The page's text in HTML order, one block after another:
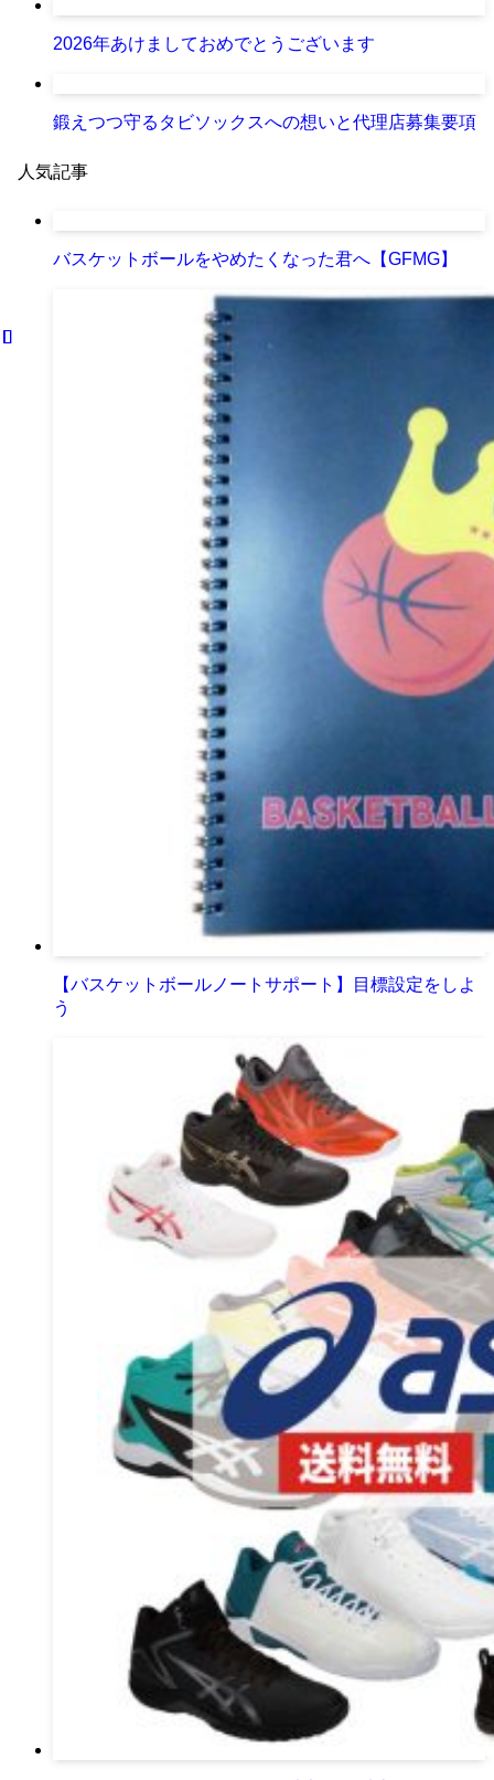
2026年あけましておめでとうございます
鍛えつつ守るタビソックスへの想いと代理店募集要項
人気記事
バスケットボールをやめたくなった君へ【GFMG】
【バスケットボールノートサポート】目標設定をしよ
う